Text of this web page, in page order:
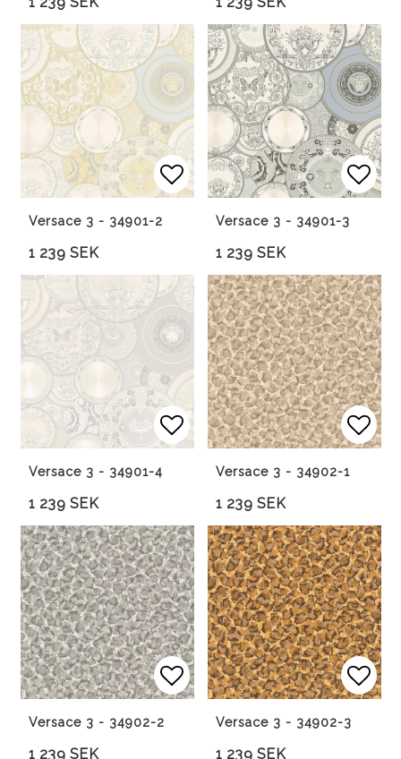
Lägg till i favoritlistan
Versace 3 - 34901-2
1 239 SEK
Versace 3 - 34901-3
1 239 SEK
Lägg till i favoritlistan
Versace 3 - 34901-4
1 239 SEK
Versace 3 - 34902-1
1 239 SEK
Lägg till i favoritlistan
Versace 3 - 34902-2
1 239 SEK
Versace 3 - 34902-3
1 239 SEK